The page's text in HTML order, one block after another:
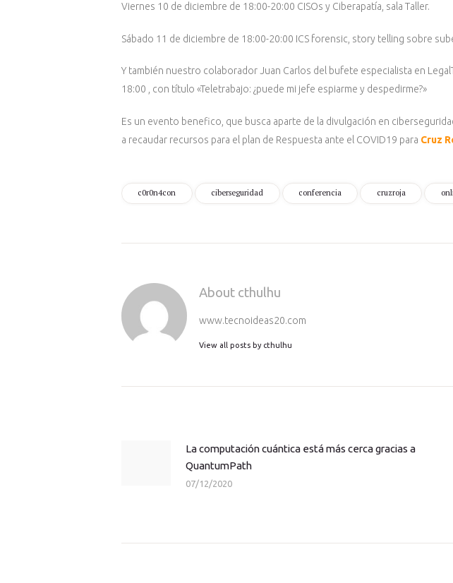
Viernes 10 de diciembre de 18:00-20:00 CISOs y Ciberapatía, sala Taller.
Sábado 11 de diciembre de 18:00-20:00 ICS forensic, story telling sobre
Y también nuestro colaborador Juan Carlos del bufete especialista en
18:00 , con título «Teletrabajo: ¿puede mi jefe espiarme y despedirme?»
Es un evento benefico, que busca aparte de la divulgación en
a recaudar recursos para el plan de Respuesta ante el COVID19 para Cruz
c0r0n4con ciberseguridad conferencia cruzroja
About cthulhu
www.tecnoideas20.com
View all posts by cthulhu
entradasPrevious
post:
La computación cuántica está más cerca gracias a
QuantumPath
07/12/2020